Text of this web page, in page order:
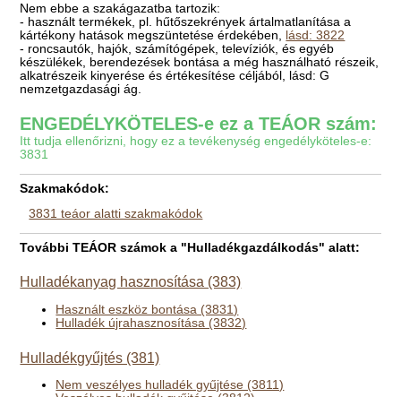
Nem ebbe a szakágazatba tartozik:
- használt termékek, pl. hűtőszekrények ártalmatlanítása a
kártékony hatások megszüntetése érdekében, lásd: 3822
- roncsautók, hajók, számítógépek, televíziók, és egyéb
készülékek, berendezések bontása a még használható részeik,
alkatrészeik kinyerése és értékesítése céljából, lásd: G
nemzetgazdasági ág.
ENGEDÉLYKÖTELES-e ez a TEÁOR szám:
Itt tudja ellenőrizni, hogy ez a tevékenység engedélyköteles-e:
3831
Szakmakódok:
3831 teáor alatti szakmakódok
További TEÁOR számok a "Hulladékgazdálkodás" alatt:
Hulladékanyag hasznosítása (383)
Használt eszköz bontása (3831)
Hulladék újrahasznosítása (3832)
Hulladékgyűjtés (381)
Nem veszélyes hulladék gyűjtése (3811)